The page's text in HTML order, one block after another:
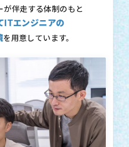
が伴走する体制のもと
ITエンジニアの
を用意しています。